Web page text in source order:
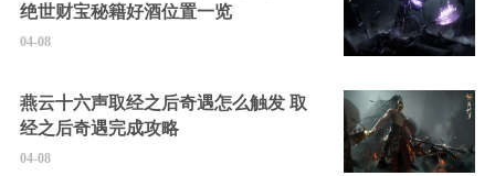
绝世财宝秘籍好酒位置一览
04-08
燕云十六声取经之后奇遇怎么触发 取
经之后奇遇完成攻略
04-08